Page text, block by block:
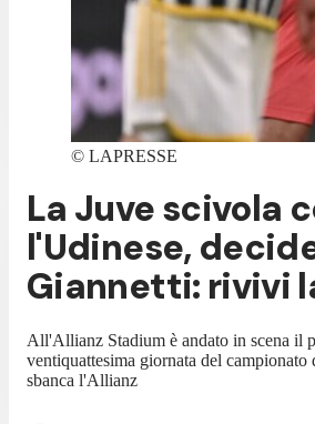
© LAPRESSE
La Juve scivola
l'Udinese,
Giannetti: rivivi
All'Allianz Stadium è andato in scena il
ventiquattesima giornata del
sbanca l'Allianz